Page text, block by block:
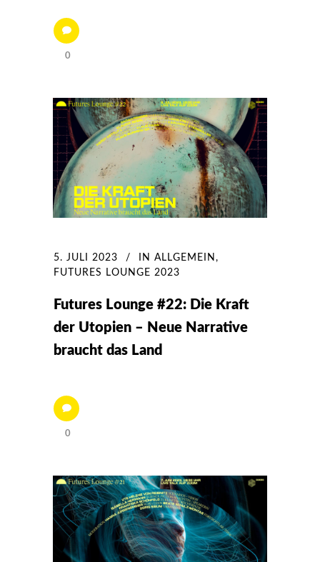
0
5. JULI 2023 IN ALLGEMEIN ,
FUTURES LOUNGE 2023
Futures Lounge #22: Die Kraft
der Utopien – Neue Narrative
braucht das Land
0